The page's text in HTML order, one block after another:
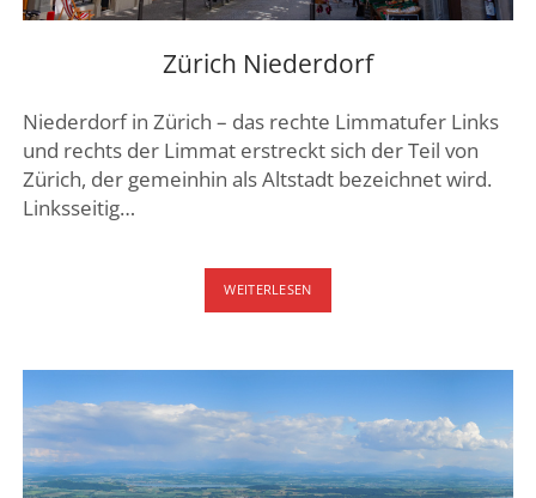
DREI SEEN LAND
GENFER SEE – WAADTLAND
ZÜRICH
FRIBOURG – FREIBURG
Zürich Niederdorf
Niederdorf in Zürich – das rechte Limmatufer Links
und rechts der Limmat erstreckt sich der Teil von
Zürich, der gemeinhin als Altstadt bezeichnet wird.
Linksseitig…
WEITERLESENZÜRICH
NIEDERDORF